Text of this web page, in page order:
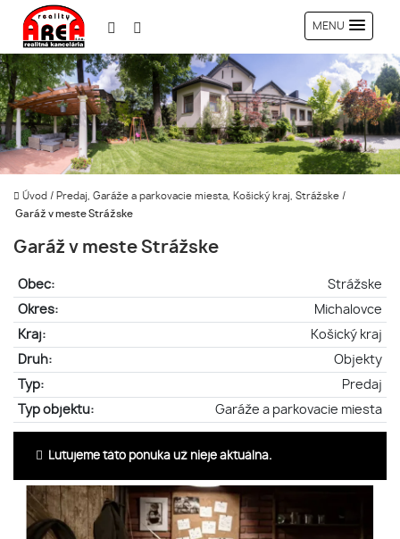
MENU
Úvod / Predaj, Garáže a parkovacie miesta, Košický kraj, Strážske /
Garáž v meste Strážske
Garáž v meste Strážske
Obec:
Strážske
Okres:
Michalovce
Kraj:
Košický kraj
Druh:
Objekty
Typ:
Predaj
Typ objektu:
Garáže a parkovacie miesta
Ľutujeme táto ponuka už nieje aktuálna.